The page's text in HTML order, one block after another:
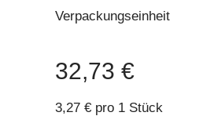
Verpackungseinheit
32,73 €
3,27 € pro 1 Stück